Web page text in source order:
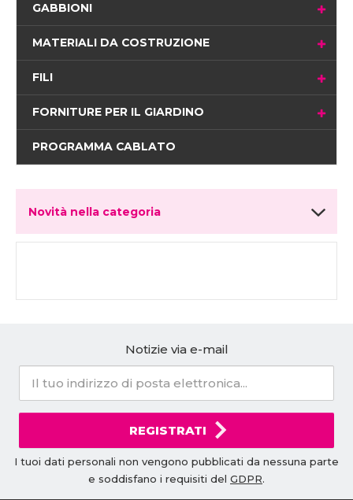
GABBIONI
MATERIALI DA COSTRUZIONE
FILI
FORNITURE PER IL GIARDINO
PROGRAMMA CABLATO
Novità nella categoria
Notizie via e-mail
REGISTRATI
I tuoi dati personali non vengono pubblicati da nessuna parte
e soddisfano i requisiti del GDPR.